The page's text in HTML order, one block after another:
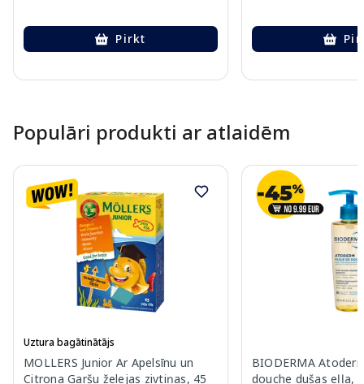
Pirkt
Populāri produkti ar atlaidēm
Uztura bagātinātājs
MOLLERS Junior Ar Apelsīnu un
Citrona Garšu želejas zivtiņas, 45
BIODERMA
douche dušas eļļa,